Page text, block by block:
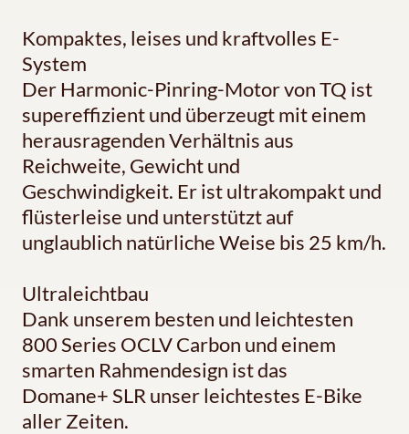
Kompaktes, leises und kraftvolles E-
System
Der Harmonic-Pinring-Motor von TQ ist
supereffizient und überzeugt mit einem
herausragenden Verhältnis aus
Reichweite, Gewicht und
Geschwindigkeit. Er ist ultrakompakt und
flüsterleise und unterstützt auf
unglaublich natürliche Weise bis 25 km/h.
Ultraleichtbau
Dank unserem besten und leichtesten
800 Series OCLV Carbon und einem
smarten Rahmendesign ist das
Domane+ SLR unser leichtestes E-Bike
aller Zeiten.